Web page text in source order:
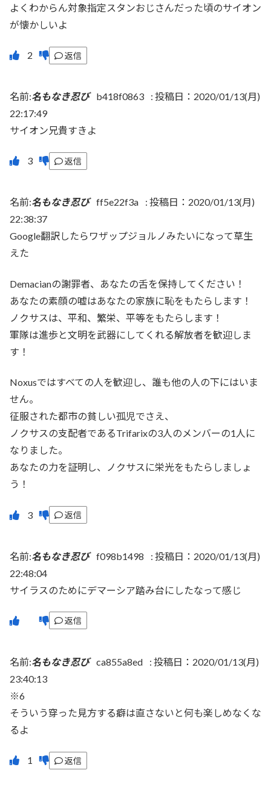
よくわからん対象指定スタンおじさんだった頃のサイオン
が懐かしいよ
返信
名前:名もなき忍び b418f0863 : 投稿日：2020/01/13(月)
22:17:49
サイオン兄貴すきよ
返信
名前:名もなき忍び ff5e22f3a : 投稿日：2020/01/13(月)
22:38:37
Google翻訳したらワザップジョルノみたいになって草生
えた
Demacianの謝罪者、あなたの舌を保持してください！
あなたの素顔の嘘はあなたの家族に恥をもたらします！
ノクサスは、平和、繁栄、平等をもたらします！
軍隊は進歩と文明を武器にしてくれる解放者を歓迎しま
す！
Noxusではすべての人を歓迎し、誰も他の人の下にはいま
せん。
征服された都市の貧しい孤児でさえ、
ノクサスの支配者であるTrifarixの3人のメンバーの1人に
なりました。
あなたの力を証明し、ノクサスに栄光をもたらしましょ
う！
返信
名前:名もなき忍び f098b1498 : 投稿日：2020/01/13(月)
22:48:04
サイラスのためにデマーシア踏み台にしたなって感じ
返信
名前:名もなき忍び ca855a8ed : 投稿日：2020/01/13(月)
23:40:13
※6
そういう穿った見方する癖は直さないと何も楽しめなくな
るよ
返信